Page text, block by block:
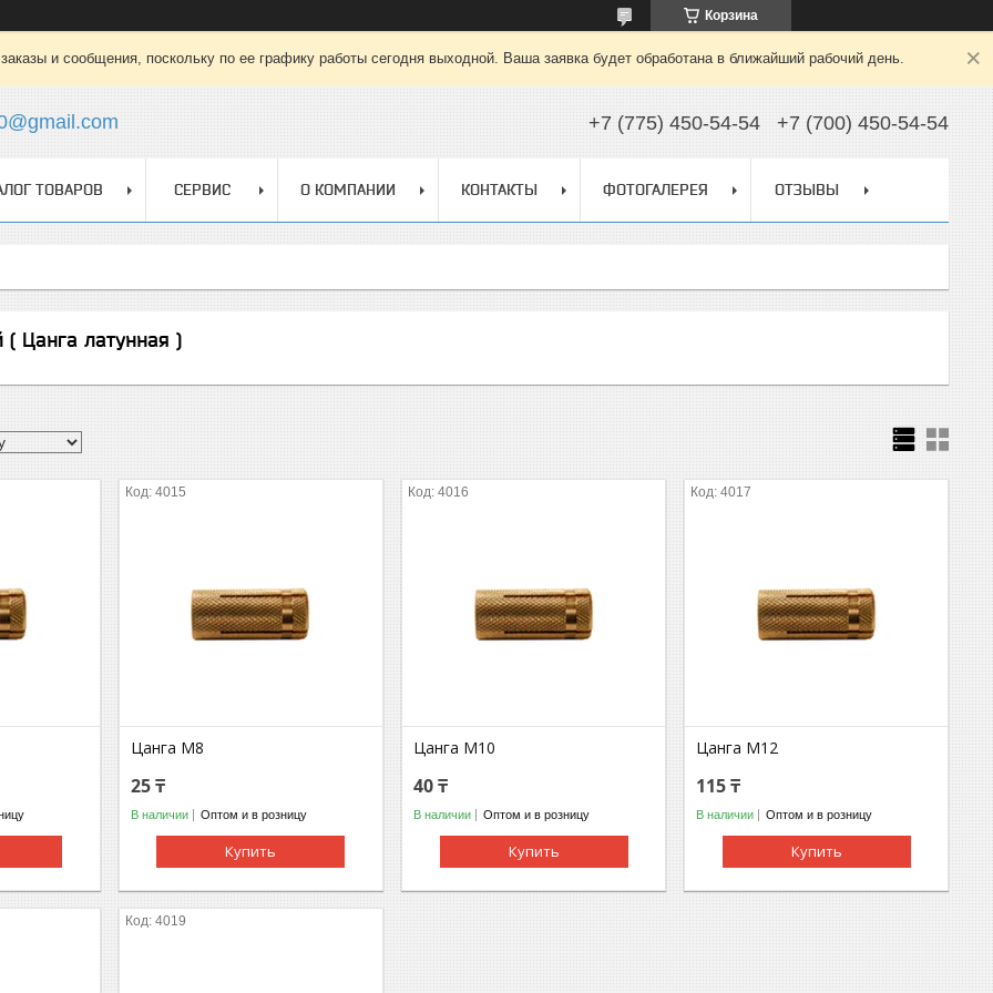
Корзина
и сообщения, поскольку по ее графику работы сегодня выходной. Ваша заявка будет обработана в ближайший рабочий день.
+7 (775) 450-54-54 +7 (700) 450-54-54
ТОВАРОВ СЕРВИС О КОМПАНИИ КОНТАКТЫ ФОТОГАЛЕРЕЯ ОТЗЫВЫ
( Цанга латунная )
4015
Цанга М8
25 ₸
В наличии Оптом и в розницу
Купить
4016
Цанга М10
40 ₸
В наличии Оптом и в розницу
Купить
4017
Цанга М12
115 ₸
В наличии Оптом и в розницу
Купить
4019